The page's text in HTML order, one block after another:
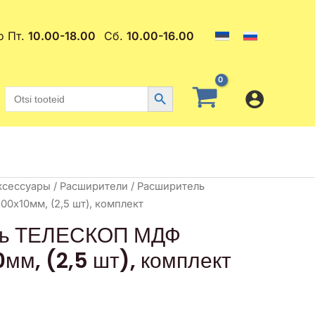
Пт. 10.00-18.00 Сб. 10.00-16.00
Search
for:
Search Button
/ Расширители / Расширитель
(2,5 шт), комплект
ТЕЛЕСКОП МДФ
(2,5 шт), комплект